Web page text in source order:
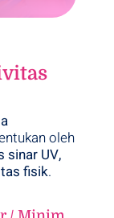
oleh
sinar UV,
fisik.